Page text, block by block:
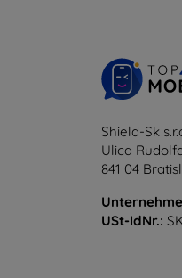
Shield-Sk
Ulica
841 04
USt-IdNr.: